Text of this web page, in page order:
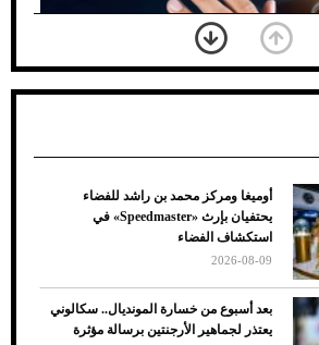
السيارة عند الوقوف.. أشهر
أوميغا ومركز محمد بن راشد للفضاء
يحتفيان بإرث «Speedmaster» في
استكشاف الفضاء
2026-08-09
بعد أسبوع من خسارة المونديال.. سكالوني
يعتذر لجماهير الأرجنتين برسالة مؤثرة